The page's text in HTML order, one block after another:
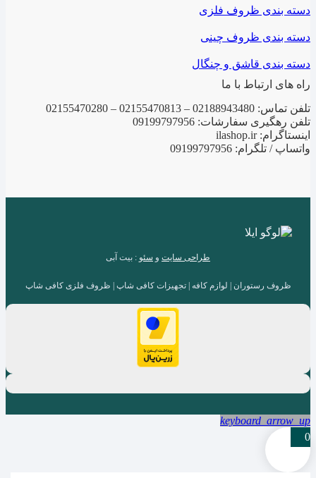
دسته بندی ظروف فلزی
دسته بندی ظروف چینی
دسته بندی قاشق و چنگال
راه های ارتباط با ما
تلفن تماس: 02188943480 – 02155470813 – 02155470280
تلفن رهگیری سفارشات: 09199797956
اینستاگرام: ilashop.ir
واتساپ / تلگرام: 09199797956
طراحی سایت و سئو : بیت آبی
ظروف رستوران | لوازم کافه | تجهیزات کافی شاپ | ظروف فلزی کافی شاپ
keyboard_arrow_up
0